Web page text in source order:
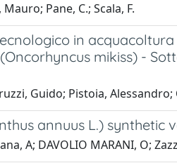
Pane, C.; Scala, F.
in
mikiss) -
Guido; Pistoia,
annuus L.)
A; DAVOLIO MARANI, O;